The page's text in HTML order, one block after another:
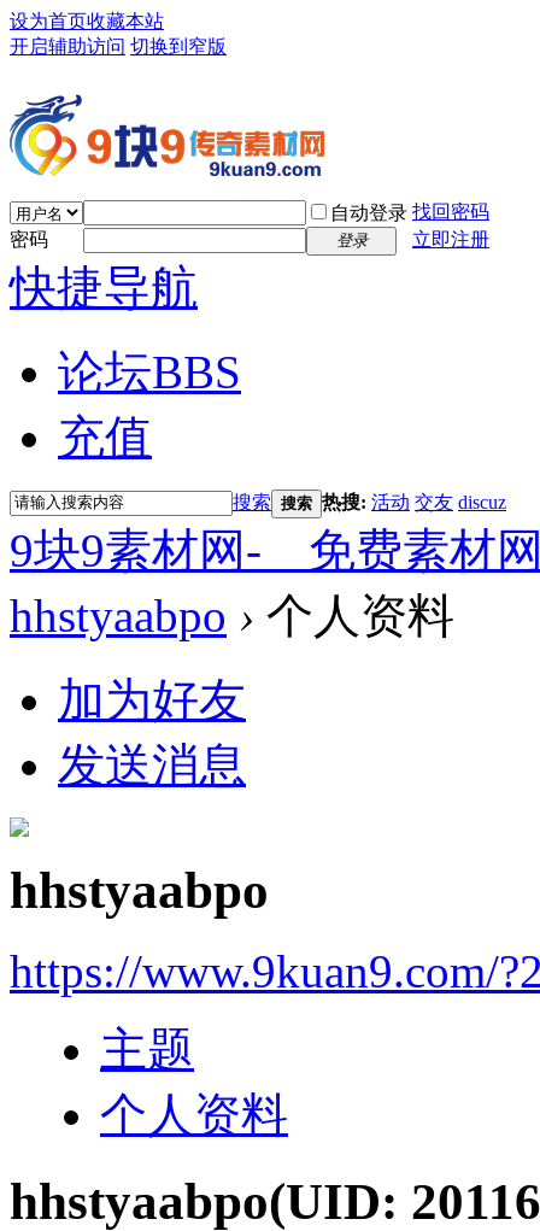
设为首页收藏本站
开启辅助访问 切换到窄版
自动登录 找回密码
密码
登录 立即注册
快捷导航
论坛BBS
充值
搜索 搜索 热搜: 活动 交友 discuz
9块9素材网-＿免费素材
hhstyaabpo › 个人资料
加为好友
发送消息
hhstyaabpo
https://www.9kuan9.com/
主题
个人资料
hhstyaabpo(UID: